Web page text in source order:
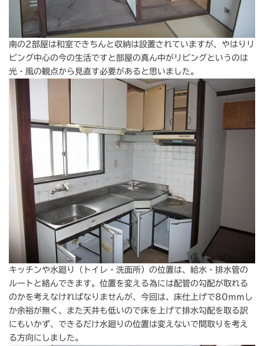
南の2部屋は和室できちんと収納は設置されていますが、やはりリ
ビング中心の今の生活ですと部屋の真ん中がリビングというのは
光・風の観点から見直す必要があると思いました。
キッチンや水廻り（トイレ・洗面所）の位置は、給水・排水管の
ルートと絡んできます。位置を変える為には配管の勾配が取れる
のかを考えなければなりませんが、今回は、床仕上げで80ｍｍし
か余裕が無く、また天井も低いので床を上げて排水勾配を取る訳
にもいかず、できるだけ水廻りの位置は変えないで間取りを考え
る方向にしました。